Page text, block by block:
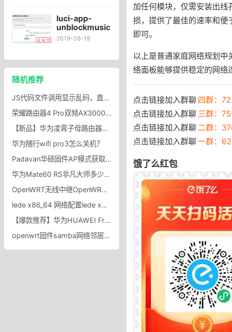
由设备
luci-app-
unblockmusic
v2.2.0解锁网
OpenWRT/LEDE
2019-08-19
随机推荐
JS代码文件调用显示乱码，直接写在html页面的里可以调用，但是单独放在js文件里不能调用
荣耀路由器4 Pro双频AX3000 wifi6券全千兆家用大户型高速无线路由穿墙王5G上网保护_荣耀官方旗舰店_网络设备/网络相关
【新品】华为凌霄子母路由器Q6E家用路由器上网全屋wifi_华为官方旗舰店
华为随行wifi pro3怎么关机？
Padavan华硕固件AP模式获取IPv6地址 Padavan华硕固件AP模式开机启动扩展功能
华为Mate60 RS非凡大师多少钱？价格参数配置全介绍
OpenWRT无线中继OpenWRT桥接模式选客户端还是WDS？
lede x86_64 网络配置lede x86_64命令行修改网卡配置步骤
【爆款推荐】华为HUAWEI FreeBuds SE无线耳机华为蓝牙耳机_华为官方旗舰店
openwrt固件samba网络邻居设置用户名密码访问OpenWrt配置Samba共享
加任何模块，仅需安装出线
损，提供了最佳的速率和便
即可。
以上是普通家庭网络规划
络面板能够提供稳定的网络
点击链接加入群聊 四群：
点击链接加入群聊 三群：
点击链接加入群聊 二群：
点击链接加入群聊 一群：
饿了么红包